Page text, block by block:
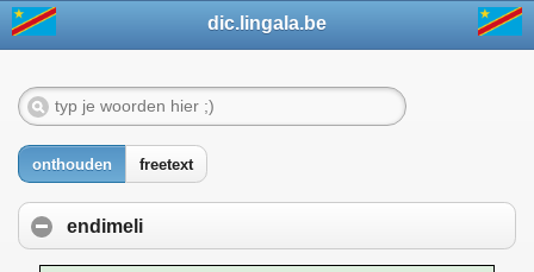
dic.lingala.be
onthouden freetext
endimeli